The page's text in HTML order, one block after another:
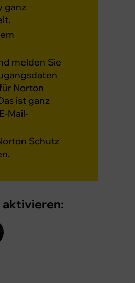
ganz
melden Sie
Norton
ist ganz
Mail-
Schutz